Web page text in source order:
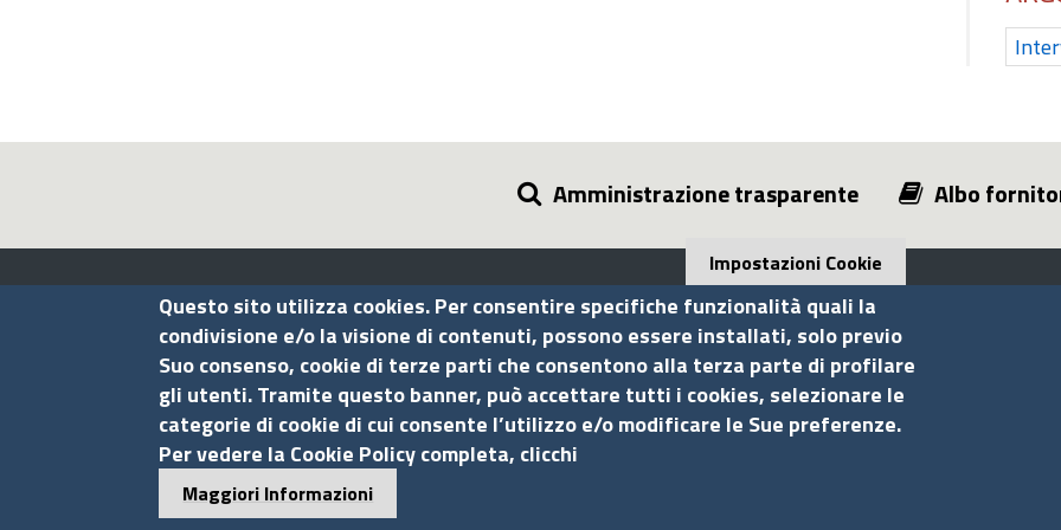
Amministrazione trasparente Albo
Assocamerestero
Contatti
Via G.B. Morgagni, 13 - 00161 Roma
Tel.: +39 06 44231314
P.Iva 01898631005
Seguici su
Impostazioni Cookie
Questo sito utilizza cookies. Per consentire specifiche funzionalità quali la
condivisione e/o la visione di contenuti, possono essere installati, solo previo
Suo consenso, cookie di terze parti che consentono alla terza parte di profilare
gli utenti. Tramite questo banner, può accettare tutti i cookies, selezionare le
categorie di cookie di cui consente l’utilizzo e/o modificare le Sue preferenze.
Per vedere la Cookie Policy completa, clicchi
Maggiori Informazioni